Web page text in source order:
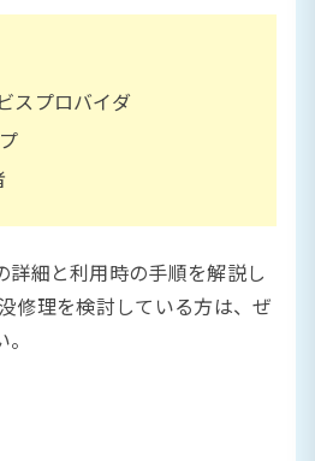
スプロバイダ
詳細と利用時の手順を解説し
修理を検討している方は、ぜ